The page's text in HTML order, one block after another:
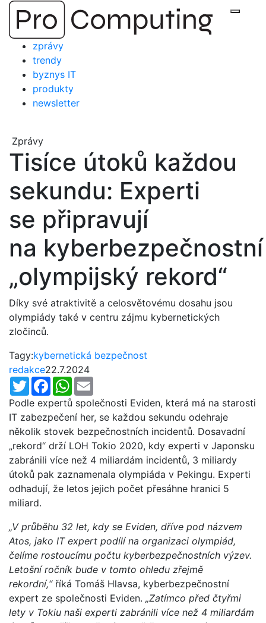
Přejít
obsah
zprávy
trendy
byznys IT
produkty
newsletter
Zprávy
Tisíce útoků každou
sekundu: Experti
se připravují
na kyberbezpečnostní
„olympijský rekord“
Díky své atraktivitě a celosvětovému dosahu jsou
olympiády také v centru zájmu kybernetických
zločinců.
Tagy:kybernetická bezpečnost
redakce22.7.2024
TwitterFacebookWhatsApp
Podle expertů společnosti Eviden, která má na starosti
IT zabezpečení her, se každou sekundu odehraje
několik stovek bezpečnostních incidentů. Dosavadní
„rekord“ drží LOH Tokio 2020, kdy experti v Japonsku
zabránili více než 4 miliardám incidentů, 3 miliardy
útoků pak zaznamenala olympiáda v Pekingu. Experti
odhadují, že letos jejich počet přesáhne hranici 5
miliard.
„V průběhu 32 let, kdy se Eviden, dříve pod názvem
Atos, jako IT expert podílí na organizaci olympiád,
čelíme rostoucímu počtu kyberbezpečnostních výzev.
Letošní ročník bude v tomto ohledu zřejmě
rekordní,“říká Tomáš Hlavsa, kyberbezpečnostní
expert ze společnosti Eviden. „Zatímco před čtyřmi
lety v Tokiu naši experti zabránili více než 4 miliardám